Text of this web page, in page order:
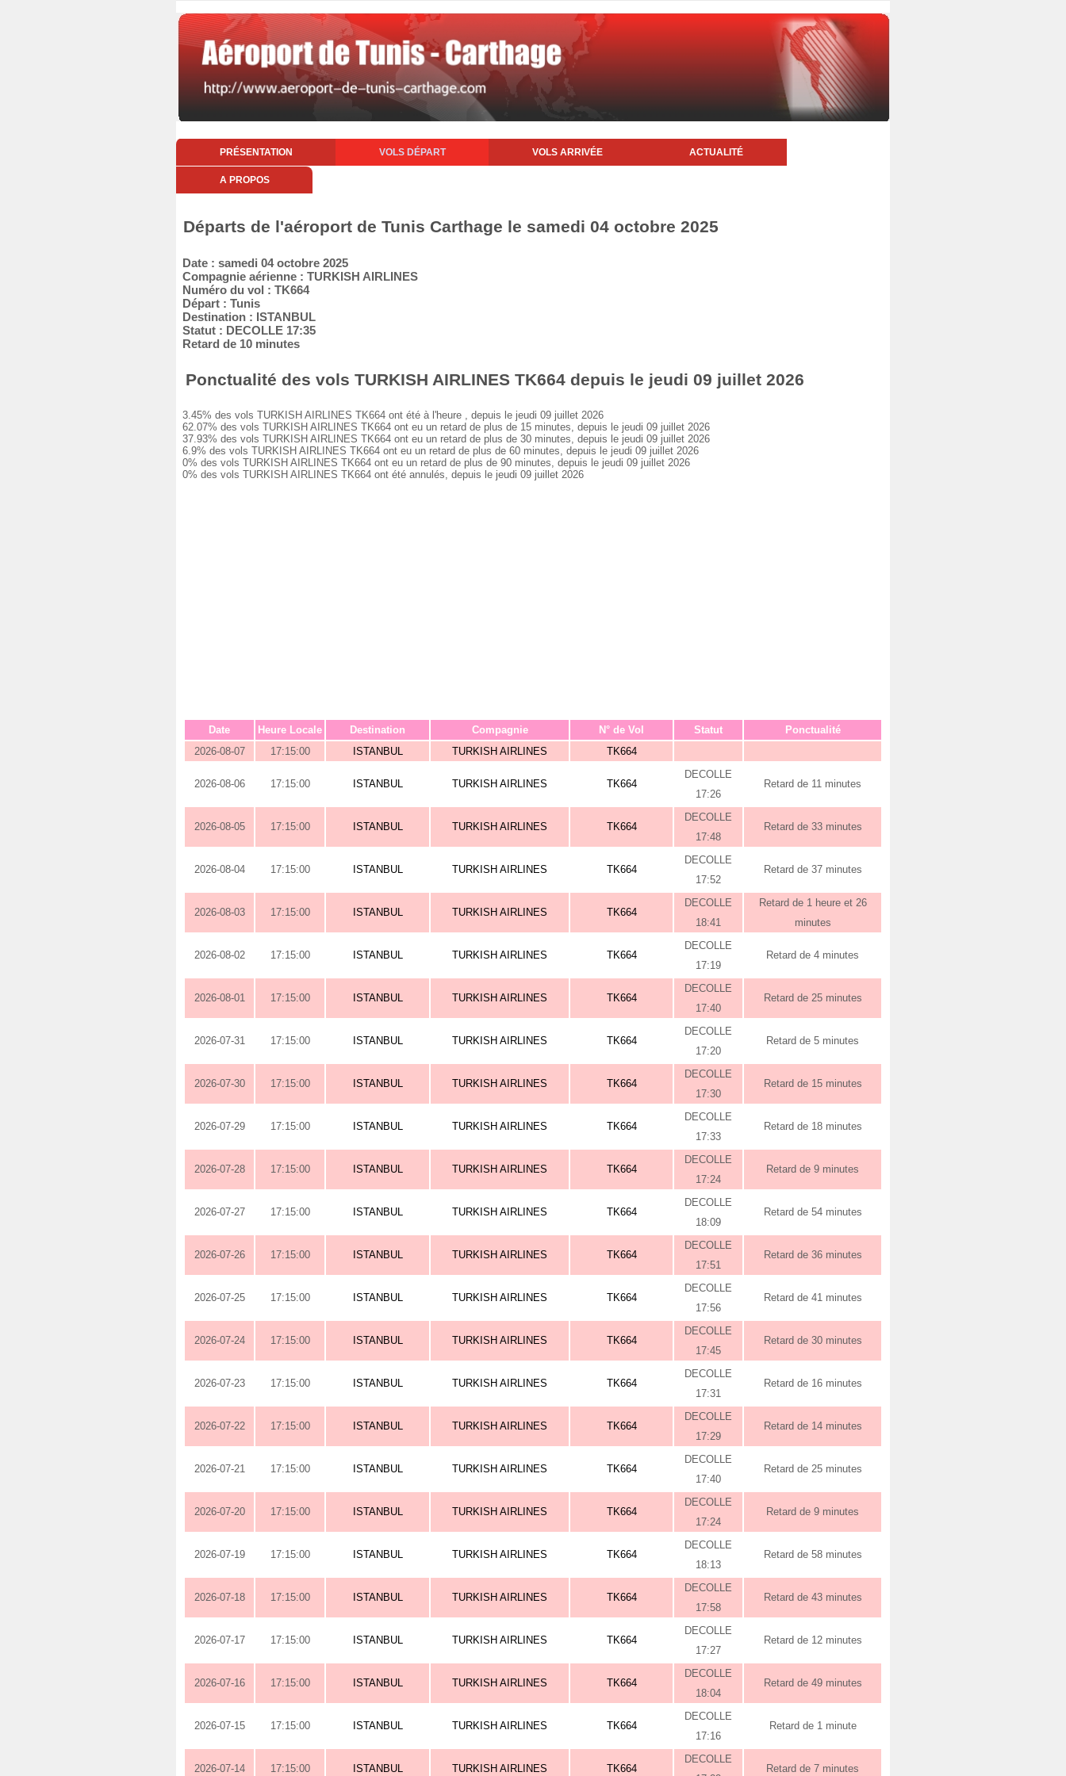
PRÉSENTATION VOLS DÉPART VOLS ARRIVÉE ACTUALITÉ
A PROPOS
Départs de l'aéroport de Tunis Carthage le samedi 04 octobre 2025
Date : samedi 04 octobre 2025
Compagnie aérienne : TURKISH AIRLINES
Numéro du vol : TK664
Départ : Tunis
Destination : ISTANBUL
Statut : DECOLLE 17:35
Retard de 10 minutes
Ponctualité des vols TURKISH AIRLINES TK664 depuis le jeudi 09 juillet 2026
3.45% des vols TURKISH AIRLINES TK664 ont été à l'heure , depuis le jeudi 09 juillet 2026
62.07% des vols TURKISH AIRLINES TK664 ont eu un retard de plus de 15 minutes, depuis le jeudi 09 juillet 2026
37.93% des vols TURKISH AIRLINES TK664 ont eu un retard de plus de 30 minutes, depuis le jeudi 09 juillet 2026
6.9% des vols TURKISH AIRLINES TK664 ont eu un retard de plus de 60 minutes, depuis le jeudi 09 juillet 2026
0% des vols TURKISH AIRLINES TK664 ont eu un retard de plus de 90 minutes, depuis le jeudi 09 juillet 2026
0% des vols TURKISH AIRLINES TK664 ont été annulés, depuis le jeudi 09 juillet 2026
Date Heure Locale Destination Compagnie N° de Vol Statut
Ponctualité
2026-08-07
17:15:00 ISTANBUL TURKISH AIRLINES TK664
2026-08-06 17:15:00 ISTANBUL TURKISH AIRLINES TK664
DECOLLE
17:26
Retard de 11 minutes
2026-08-05 17:15:00 ISTANBUL TURKISH AIRLINES TK664
DECOLLE
17:48
Retard de 33 minutes
2026-08-04 17:15:00 ISTANBUL TURKISH AIRLINES TK664
DECOLLE
17:52
Retard de 37 minutes
2026-08-03 17:15:00 ISTANBUL TURKISH AIRLINES TK664
DECOLLE
18:41
Retard de 1 heure et 26
minutes
2026-08-02 17:15:00 ISTANBUL TURKISH AIRLINES TK664
DECOLLE
17:19
Retard de 4 minutes
2026-08-01 17:15:00 ISTANBUL TURKISH AIRLINES TK664
DECOLLE
17:40
Retard de 25 minutes
2026-07-31 17:15:00 ISTANBUL TURKISH AIRLINES TK664
DECOLLE
17:20
Retard de 5 minutes
2026-07-30 17:15:00 ISTANBUL TURKISH AIRLINES TK664
DECOLLE
17:30
Retard de 15 minutes
2026-07-29 17:15:00 ISTANBUL TURKISH AIRLINES TK664
DECOLLE
17:33
Retard de 18 minutes
2026-07-28 17:15:00 ISTANBUL TURKISH AIRLINES TK664
DECOLLE
17:24
Retard de 9 minutes
2026-07-27 17:15:00 ISTANBUL TURKISH AIRLINES TK664
DECOLLE
18:09
Retard de 54 minutes
2026-07-26 17:15:00 ISTANBUL TURKISH AIRLINES TK664
DECOLLE
17:51
Retard de 36 minutes
2026-07-25 17:15:00 ISTANBUL TURKISH AIRLINES TK664
DECOLLE
17:56
Retard de 41 minutes
2026-07-24 17:15:00 ISTANBUL TURKISH AIRLINES TK664
DECOLLE
17:45
Retard de 30 minutes
2026-07-23 17:15:00 ISTANBUL TURKISH AIRLINES TK664
DECOLLE
17:31
Retard de 16 minutes
2026-07-22 17:15:00 ISTANBUL TURKISH AIRLINES TK664
DECOLLE
17:29
Retard de 14 minutes
2026-07-21 17:15:00 ISTANBUL TURKISH AIRLINES TK664
DECOLLE
17:40
Retard de 25 minutes
2026-07-20 17:15:00 ISTANBUL TURKISH AIRLINES TK664
DECOLLE
17:24
Retard de 9 minutes
2026-07-19 17:15:00 ISTANBUL TURKISH AIRLINES TK664
DECOLLE
18:13
Retard de 58 minutes
2026-07-18 17:15:00 ISTANBUL TURKISH AIRLINES TK664
DECOLLE
17:58
Retard de 43 minutes
2026-07-17 17:15:00 ISTANBUL TURKISH AIRLINES TK664
DECOLLE
17:27
Retard de 12 minutes
2026-07-16 17:15:00 ISTANBUL TURKISH AIRLINES TK664
DECOLLE
18:04
Retard de 49 minutes
2026-07-15 17:15:00 ISTANBUL TURKISH AIRLINES TK664
DECOLLE
17:16
Retard de 1 minute
2026-07-14 17:15:00 ISTANBUL TURKISH AIRLINES TK664
DECOLLE
Retard de 7 minutes